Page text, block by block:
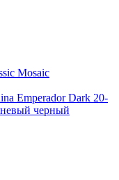
Mosaic
Emperador Dark 20-
черный